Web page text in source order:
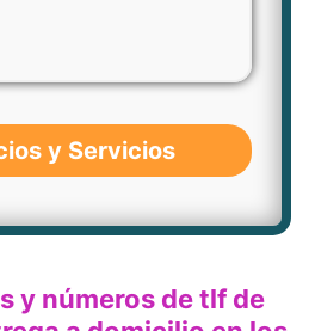
y Servicios
y números de tlf de